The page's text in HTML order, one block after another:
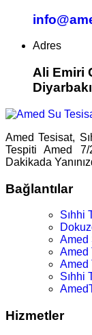
Adres
Ali Emiri
Amed Tesisat,
Tespiti Amed 7/
Dakikada
Bağlantılar
Sıhhi
Amed
Amed
Amed
Sıhhi
Hizmetler